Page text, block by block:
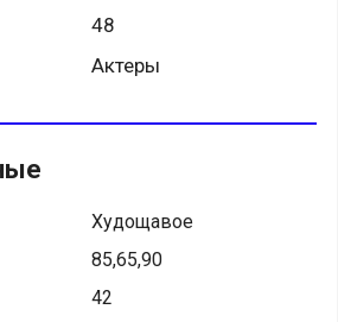
48
Актеры
Худощавое
85,65,90
42